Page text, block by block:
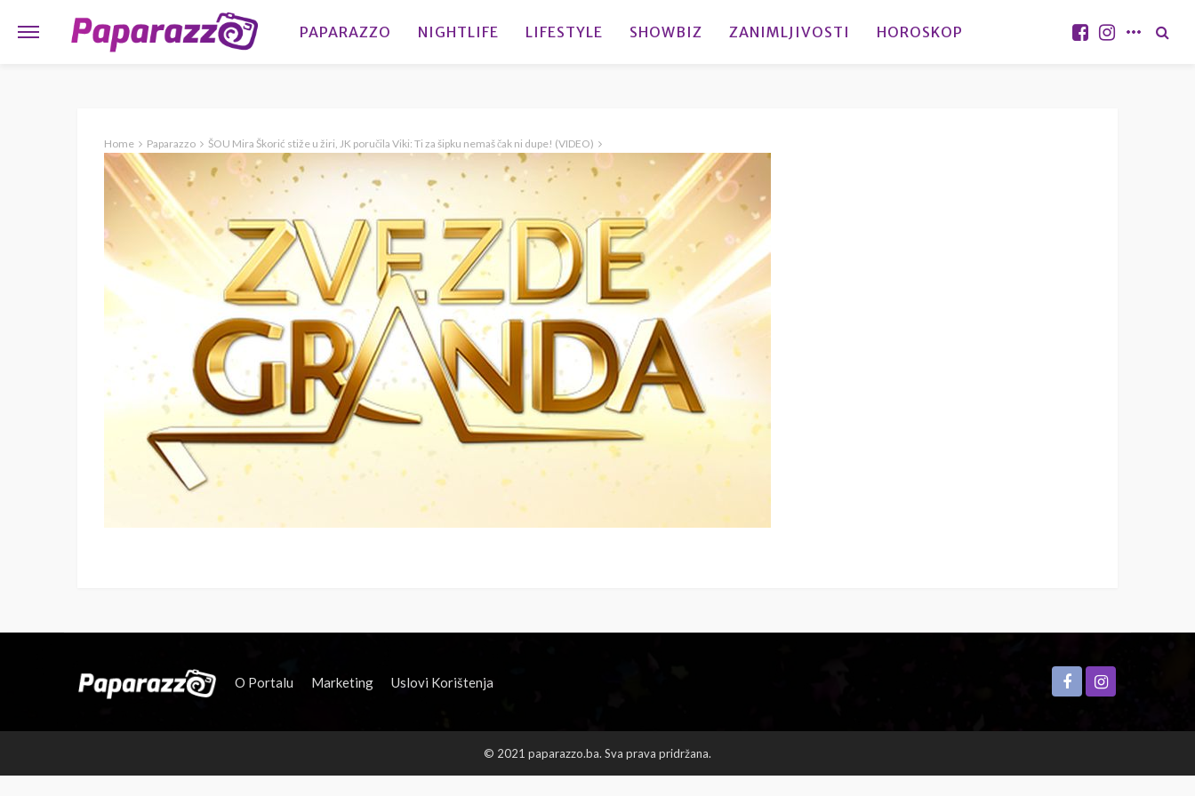
PAPARAZZO NIGHTLIFE LIFESTYLE SHOWBIZ ZANIMLJIVOSTI HOROSKOP
Home Paparazzo ŠOU Mira Škorić stiže u žiri, JK poručila Viki: Ti za šipku nemaš čak ni dupe! (VIDEO)
O Portalu Marketing Uslovi Korištenja
© 2021 paparazzo.ba. Sva prava pridržana.